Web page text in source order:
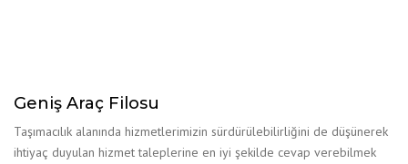
Geniş Araç Filosu
Taşımacılık alanında hizmetlerimizin sürdürülebilirliğini de düşünerek
ihtiyaç duyulan hizmet taleplerine en iyi şekilde cevap verebilmek